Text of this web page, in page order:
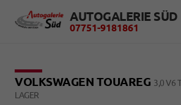
AUTOGALERIE SÜD
07751-9181861
VOLKSWAGEN TOUAREG 3,0 V6
LAGER